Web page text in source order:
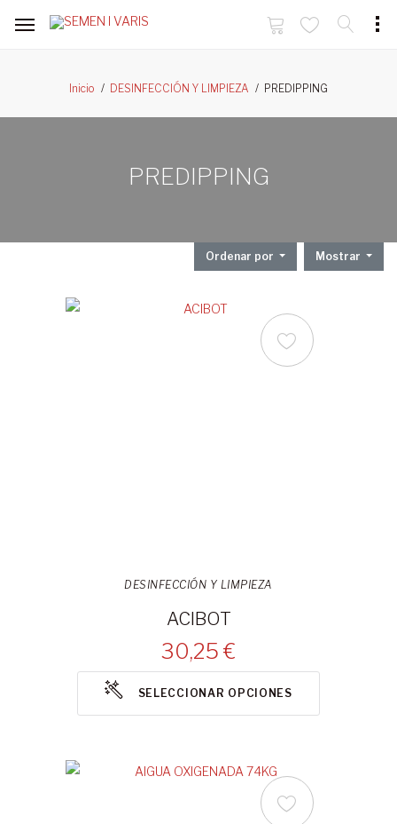
Inicio DESINFECCIÓN Y LIMPIEZA PREDIPPING
PREDIPPING
Ordenar por Mostrar
DESINFECCIÓN Y LIMPIEZA
ACIBOT
30,25 €
SELECCIONAR OPCIONES